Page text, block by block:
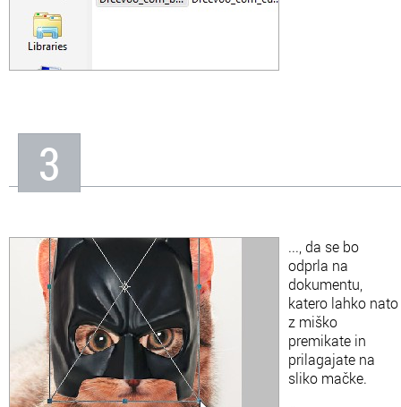
3
..., da se bo
odprla na
dokumentu,
katero lahko nato
z miško
premikate in
prilagajate na
sliko mačke.